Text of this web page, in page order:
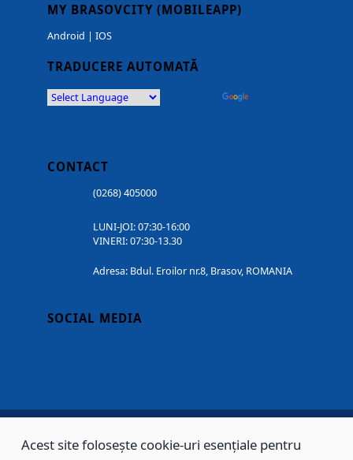
MY BRASOVCITY (MOBILEAPP)
Android | IOS
TRADUCERE AUTOMATĂ
CONTACT
(0268) 405000
LUNI-JOI: 07:30-16:00
VINERI: 07:30-13.30
Adresa: Bdul. Eroilor nr.8, Brasov, ROMANIA
SOCIAL MEDIA
Acest site folosește cookie-uri esențiale pentru